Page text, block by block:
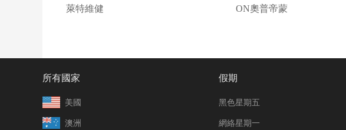
萊特維健 ON奧普帝蒙
所有國家
美國
澳洲
假期
黑色星期五
網絡星期一